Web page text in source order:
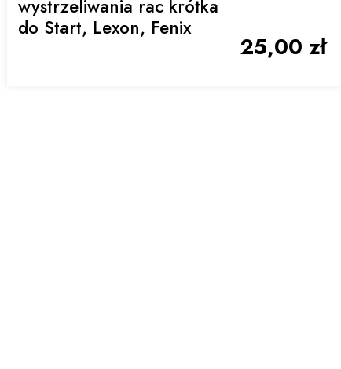
wystrzeliwania rac krótka
do Start, Lexon, Fenix
25,00 zł